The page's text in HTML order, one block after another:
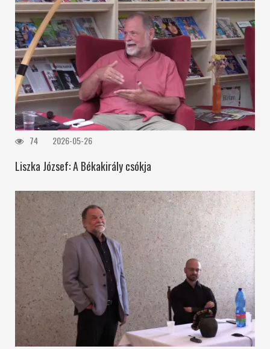
74 2026-05-26
Liszka József: A Békakirály csókja